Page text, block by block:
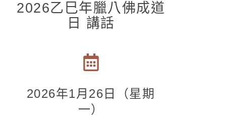
2026乙巳年臘八佛成道
日 講話
2026年1月26日（星期
一）